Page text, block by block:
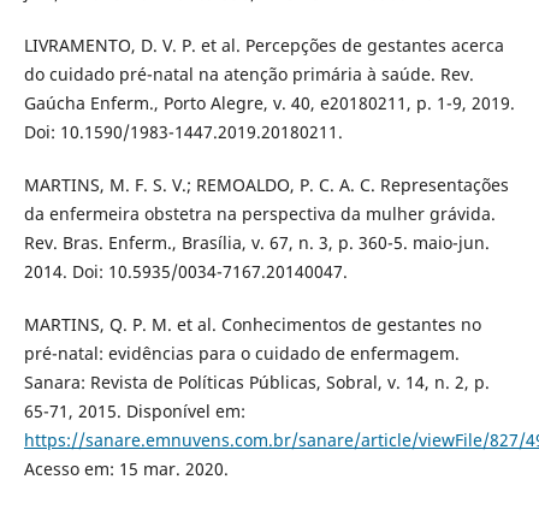
LIVRAMENTO, D. V. P. et al. Percepções de gestantes acerca
do cuidado pré-natal na atenção primária à saúde. Rev.
Gaúcha Enferm., Porto Alegre, v. 40, e20180211, p. 1-9, 2019.
Doi: 10.1590/1983-1447.2019.20180211.
MARTINS, M. F. S. V.; REMOALDO, P. C. A. C. Representações
da enfermeira obstetra na perspectiva da mulher grávida.
Rev. Bras. Enferm., Brasília, v. 67, n. 3, p. 360-5. maio-jun.
2014. Doi: 10.5935/0034-7167.20140047.
MARTINS, Q. P. M. et al. Conhecimentos de gestantes no
pré-natal: evidências para o cuidado de enfermagem.
Sanara: Revista de Políticas Públicas, Sobral, v. 14, n. 2, p.
65-71, 2015. Disponível em:
https://sanare.emnuvens.com.br/sanare/article/viewFile/827/
Acesso em: 15 mar. 2020.